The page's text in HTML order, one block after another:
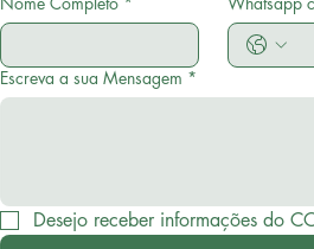
Escreva a sua Mensagem *
Desejo receber informações do